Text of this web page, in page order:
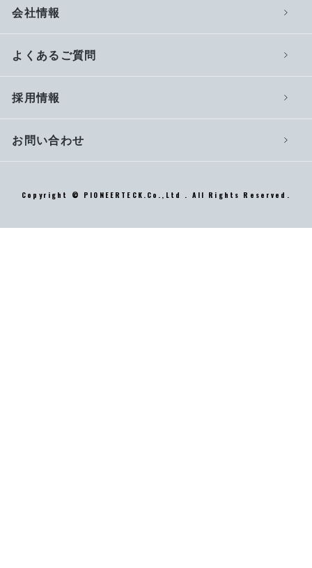
会社情報
よくあるご質問
採用情報
お問い合わせ
Copyright © PIONEERTECK.Co.,Ltd . All Rights Reserved.